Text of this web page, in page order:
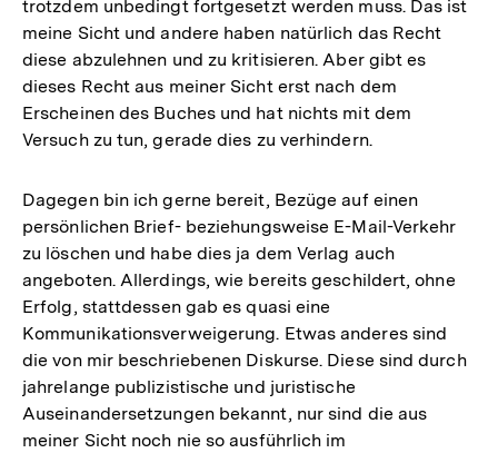
trotzdem unbedingt fortgesetzt werden muss. Das ist
meine Sicht und andere haben natürlich das Recht
diese abzulehnen und zu kritisieren. Aber gibt es
dieses Recht aus meiner Sicht erst nach dem
Erscheinen des Buches und hat nichts mit dem
Versuch zu tun, gerade dies zu verhindern.
Dagegen bin ich gerne bereit, Bezüge auf einen
persönlichen Brief- beziehungsweise E-Mail-Verkehr
zu löschen und habe dies ja dem Verlag auch
angeboten. Allerdings, wie bereits geschildert, ohne
Erfolg, stattdessen gab es quasi eine
Kommunikationsverweigerung. Etwas anderes sind
die von mir beschriebenen Diskurse. Diese sind durch
jahrelange publizistische und juristische
Auseinandersetzungen bekannt, nur sind die aus
meiner Sicht noch nie so ausführlich im